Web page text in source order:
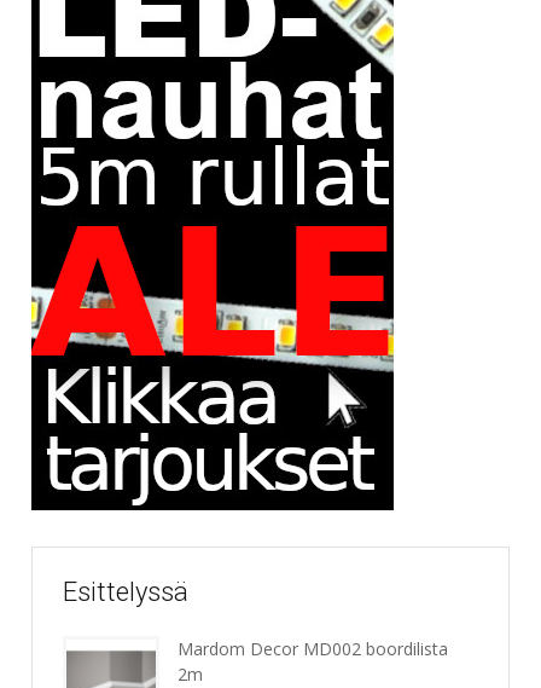
valinnat
tuotteen
sivulla.
tehdä
valinnat
sivulla.
Esittelyssä
Mardom Decor MD002 boordilista
2m